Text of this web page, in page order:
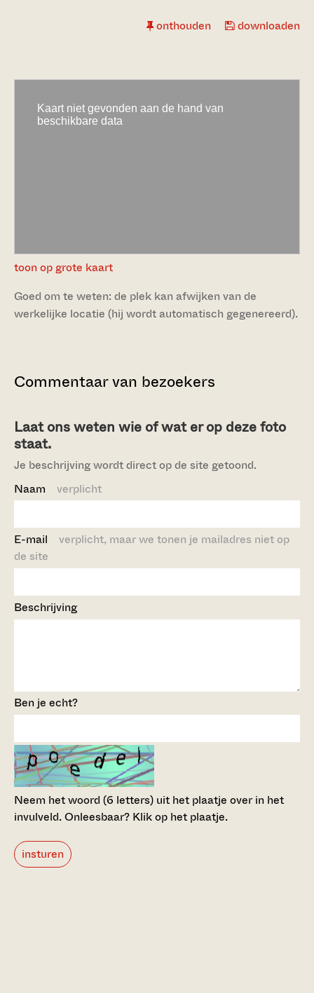
onthouden downloaden
toon op grote kaart
Goed om te weten: de plek kan afwijken van de
werkelijke locatie (hij wordt automatisch gegenereerd).
Commentaar van bezoekers
Laat ons weten wie of wat er op deze foto
staat.
Je beschrijving wordt direct op de site getoond.
Naam verplicht
E-mail verplicht, maar we tonen je mailadres niet op
de site
Beschrijving
Ben je echt?
Neem het woord (6 letters) uit het plaatje over in het
invulveld.Onleesbaar? Klik op het plaatje.
insturen